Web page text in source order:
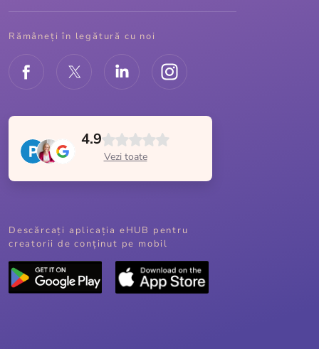
Rămâneți în legătură cu noi
4.9
Vezi toate
Descărcați aplicația eHUB pentru
creatorii de conținut pe mobil